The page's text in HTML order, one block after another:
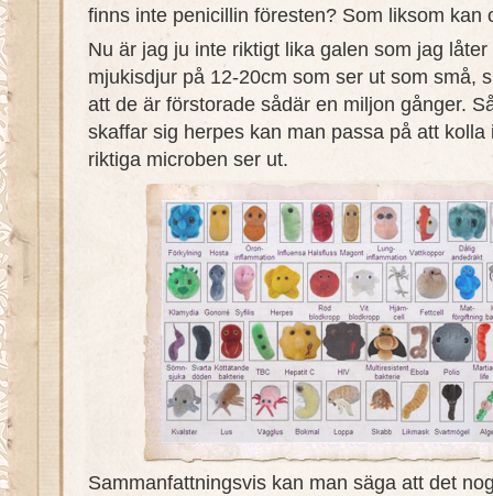
finns inte penicillin föresten? Som liksom kan
Nu är jag ju inte riktigt lika galen som jag
mjukisdjur på 12-20cm som ser ut som små,
att de är förstorade sådär en miljon gånger.
skaffar sig herpes kan man passa på att kolla
riktiga microben ser ut.
Sammanfattningsvis kan man säga att det